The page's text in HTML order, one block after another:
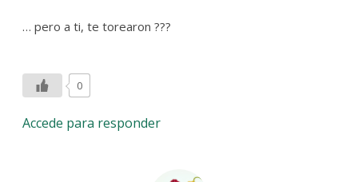
… pero a ti, te torearon ???
0
Accede para responder